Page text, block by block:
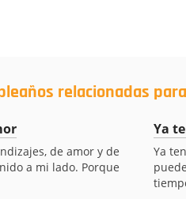
relacionadas
de amor y de
a mi lado. Porque
Ya
Ya